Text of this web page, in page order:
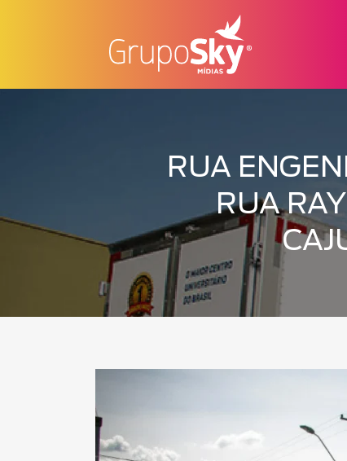
RUA
RUA